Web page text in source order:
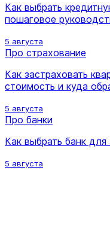
Как выбрать
пошаговое
5 августа
Про страхование
Как застраховать
стоимость и куда
5 августа
Про банки
Как выбрать банк
5 августа